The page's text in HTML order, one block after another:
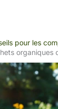
pour les
organiques